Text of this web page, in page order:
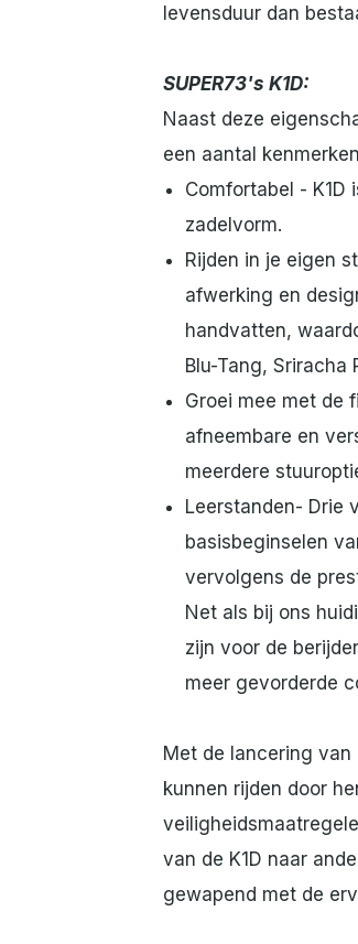
levensduur dan
SUPER73's K1D:
Naast deze
een aantal
Comfortabel -
zadelvorm.
Rijden in je eigen
afwerking en
handvatten,
Blu-Tang, Sriracha
Groei mee met de
afneembare en
meerdere
Leerstanden- Drie
basisbeginselen
vervolgens de
Net als bij ons
zijn voor de
meer gevorderde
Met de lancering van
kunnen rijden door
van de K1D naar
gewapend met de